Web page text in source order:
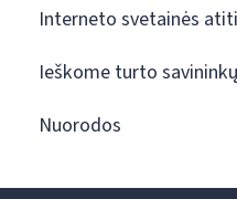
Interneto svetainės
Ieškome turto savininkų
Nuorodos